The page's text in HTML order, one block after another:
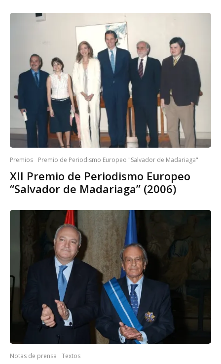
Premios Premio de Periodismo Europeo "Salvador de Madariaga"
XII Premio de Periodismo Europeo
“Salvador de Madariaga” (2006)
Notas de prensa Textos